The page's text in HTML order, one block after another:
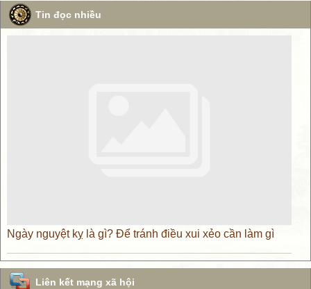
Tin đọc nhiều
Ngày nguyệt kỵ là gì? Để tránh điều xui xẻo cần làm gì
Liên kết mạng xã hội